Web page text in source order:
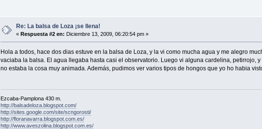
Re: La balsa de Loza ¡se llena!
« Respuesta #2 en: Diciembre 13, 2009, 06:20:54 pm »
Hola a todos, hace dos dias estuve en la balsa de Loza, y la vi como mucha agua y me alegro
vaciaba la balsa. El agua llegaba hasta casi el observatorio. Luego vi alguna cardelina, petirrojo,
no estaba la cosa muy animada. Además, pudimos ver varios tipos de hongos que yo ho habia
Ezcaba-Pamplona 430 m.
http://balsadeloza.blogspot.com/
http://sites.google.com/site/scngorosti/
http://floranavarra.blogspot.com.es/
http://www.aveszolina.blogspot.com.es/